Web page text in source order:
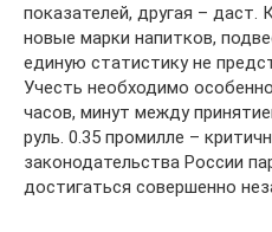
показателей, другая –
новые марки напитков,
единую статистику не
Учесть необходимо
часов, минут между
руль. 0.35 промилле –
законодательства России
достигаться совершенно